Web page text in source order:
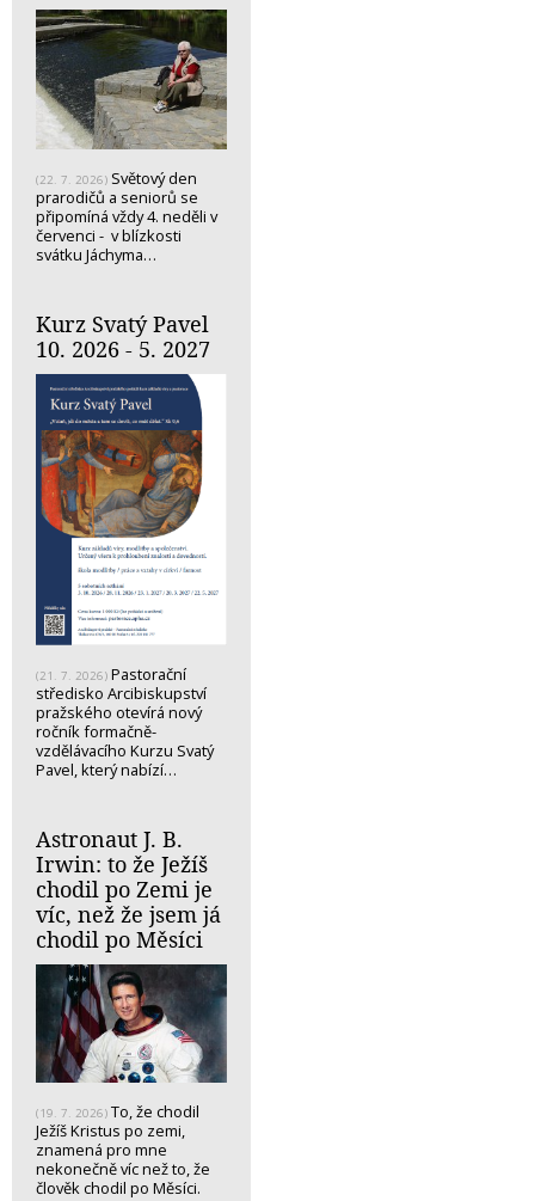
(22. 7. 2026) Světový den
prarodičů a seniorů se
připomíná vždy 4. neděli v
červenci - v blízkosti
svátku Jáchyma…
Kurz Svatý Pavel
10. 2026 - 5. 2027
(21. 7. 2026) Pastorační
středisko Arcibiskupství
pražského otevírá nový
ročník formačně-
vzdělávacího Kurzu Svatý
Pavel, který nabízí…
Astronaut J. B.
Irwin: to že Ježíš
chodil po Zemi je
víc, než že jsem já
chodil po Měsíci
(19. 7. 2026) To, že chodil
Ježíš Kristus po zemi,
znamená pro mne
nekonečně víc než to, že
člověk chodil po Měsíci.